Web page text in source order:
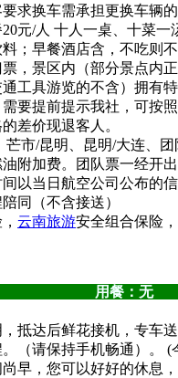
求换车需承担更换车辆的
20元/人 十人一桌、十菜一
；早餐酒店含，不吃则不
票，景区内（部分景点内
工具游览的不含）拥有
要提前提示我社，可按
差价现退客人。
芒市/昆明、昆明/大连、
附加费。团队票一经开出
以当日航空公司公布的信
同（不含接送）
云南旅游安全组合保险
连-昆明 用餐
抵达后鲜花接机，专车送
（请保持手机畅通）。 (
早，您可以好好的休息，